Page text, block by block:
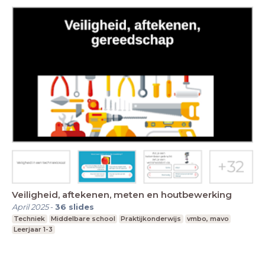
Veiligheid, aftekenen, meten en houtbewerking
April 2025-36 slides
Techniek Middelbare school Praktijkonderwijs
vmbo, mavo
Leerjaar 1-3